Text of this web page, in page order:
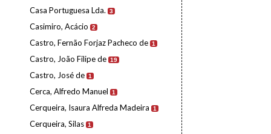
Casa Portuguesa Lda. 3
Casimiro, Acácio 2
Castro, Fernão Forjaz Pacheco de 1
Castro, João Filipe de 19
Castro, José de 1
Cerca, Alfredo Manuel 1
Cerqueira, Isaura Alfreda Madeira 1
Cerqueira, Silas 1